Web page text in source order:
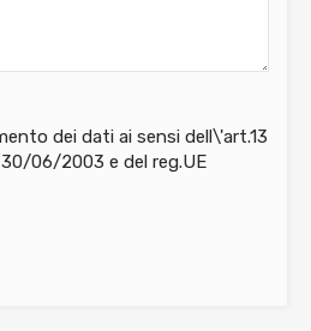
dei dati ai sensi dell\'art.13
30/06/2003 e del reg.UE